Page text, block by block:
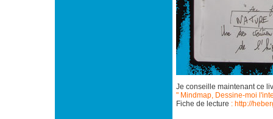
Je conseille maintenant ce
" Mindmap, Dessine-moi
Fiche de lecture : http://